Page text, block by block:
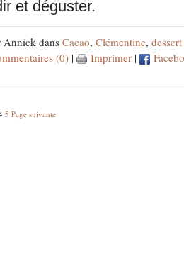
et déguster.
Annick dans Cacao, Clémentine,
(0) | Imprimer |
5 Page suivante